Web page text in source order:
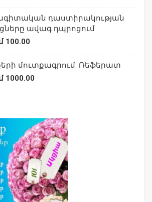
դաստիրակության
ավագ դպրոցում
100.00
մուտքագրում: Ռեֆերատ
1000.00